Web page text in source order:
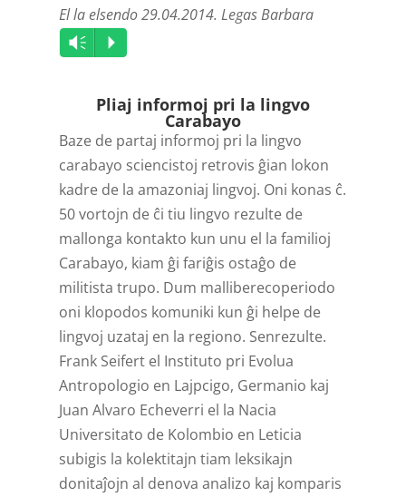
El la elsendo 29.04.2014. Legas Barbara
Audio
Player
Vm P
Pliaj informoj pri la lingvo
Carabayo
Baze de partaj informoj pri la lingvo
carabayo sciencistoj retrovis ĝian lokon
kadre de la amazoniaj lingvoj. Oni konas ĉ.
50 vortojn de ĉi tiu lingvo rezulte de
mallonga kontakto kun unu el la familioj
Carabayo, kiam ĝi fariĝis ostaĝo de
militista trupo. Dum mallibereco­periodo
oni klopodos komuniki kun ĝi helpe de
lingvoj uzataj en la regiono. Senrezulte.
Frank Seifert el Instituto pri Evolua
Antropologio en Lajpcigo, Germanio kaj
Juan Alvaro Echeverri el la Nacia
Universitato de Kolombio en Leticia
subigis la kolektitajn tiam leksikajn
donitaĵojn al denova analizo kaj komparis